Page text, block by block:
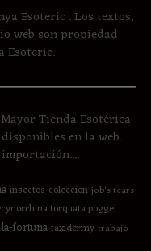
Esoteric . Los textos,
web son propiedad
Esoteric.
Tienda Esotérica
en la web.
insectos-coleccion job's tears
torquata poggei
fortunataxidermy trabajo